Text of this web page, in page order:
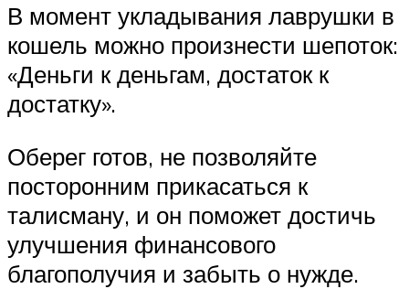
В момент укладывания лаврушки в
кошель можно произнести шепоток:
«Деньги к деньгам, достаток к
достатку».
Оберег готов, не позволяйте
посторонним прикасаться к
талисману, и он поможет достичь
улучшения финансового
благополучия и забыть о нужде.